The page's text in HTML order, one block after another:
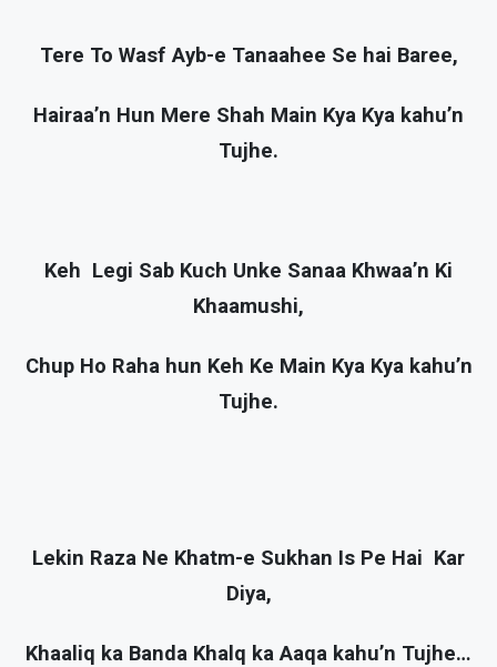
Tere To Wasf Ayb-e Tanaahee Se hai Baree,
Hairaa’n Hun Mere Shah Main Kya Kya kahu’n
Tujhe.
Keh Legi Sab Kuch Unke Sanaa Khwaa’n Ki
Khaamushi,
Chup Ho Raha hun Keh Ke Main Kya Kya kahu’n
Tujhe.
Lekin Raza Ne Khatm-e Sukhan Is Pe Hai Kar
Diya,
Khaaliq ka Banda Khalq ka Aaqa kahu’n Tujhe…